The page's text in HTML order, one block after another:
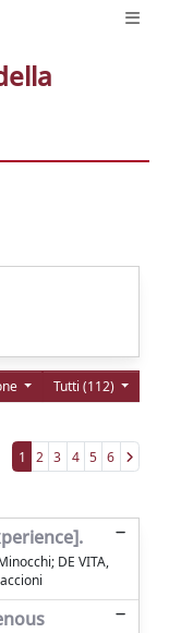
Tutti (112)
1 2 3 4 5 6
DE VITA,